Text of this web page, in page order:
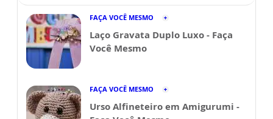
FAÇA VOCÊ MESMO
Laço Gravata Duplo Luxo - Faça
Você Mesmo
FAÇA VOCÊ MESMO
Urso Alfineteiro em Amigurumi -